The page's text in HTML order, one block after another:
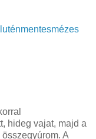
hideg vajat, majd a
A